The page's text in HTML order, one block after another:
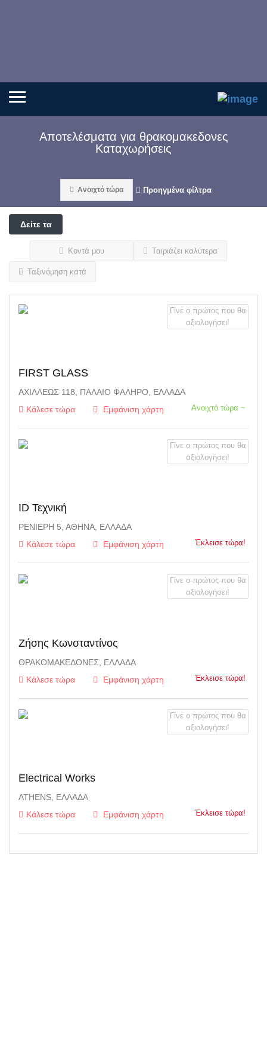
Αποτελέσματα για θρακομακεδονες
Καταχωρήσεις
Ανοιχτό τώρα Προηγμένα φίλτρα
Δείτε τα
Κοντά μου Ταιριάζει καλύτερα
Ταξινόμηση κατά
FIRST GLASS
ΑΧΙΛΛΈΩΣ 118, ΠΑΛΑΙΌ ΦΆΛΗΡΟ, ΕΛΛΆΔΑ
Κάλεσε τώρα
Εμφάνιση χάρτη Ανοιχτό τώρα ~
Γίνε ο πρώτος που θα
αξιολογήσει!
ID Τεχνική
ΡΕΝΙΈΡΗ 5, ΑΘΉΝΑ, ΕΛΛΆΔΑ
Κάλεσε τώρα
Εμφάνιση χάρτη Έκλεισε τώρα!
Γίνε ο πρώτος που θα
αξιολογήσει!
Ζήσης Κωνσταντίνος
ΘΡΑΚΟΜΑΚΕΔΌΝΕΣ, ΕΛΛΆΔΑ
Κάλεσε τώρα
Εμφάνιση χάρτη Έκλεισε τώρα!
Γίνε ο πρώτος που θα
αξιολογήσει!
Electrical Works
ATHENS, ΕΛΛΆΔΑ
Κάλεσε τώρα
Εμφάνιση χάρτη Έκλεισε τώρα!
Γίνε ο πρώτος που θα
αξιολογήσει!